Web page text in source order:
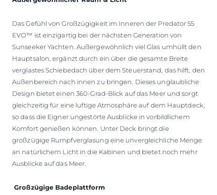
Das Gefühl von Großzügigkeit im Inneren der Predator 55
EVO™ ist einzigartig bei der nächsten Generation von
Sunseeker Yachten. Außergewöhnlich viel Glas umhüllt den
Hauptsalon, ergänzt durch ein über die gesamte Breite
verglastes Schiebedach über dem Steuerstand, das hilft, den
Außenbereich nach innen zu bringen. Dieses unglaubliche
Design bietet einen 360-Grad-Blick auf das Meer und sorgt
gleichzeitig für eine luftige Atmosphäre auf dem Hauptdeck,
so dass die Eigner ungestörte Ausblicke in vorbildlichem
Komfort genießen können. Unter Deck bringt die
großzügige Rumpfverglasung eine unvergleichliche Menge
an natürlichem Licht in die Kabinen und bietet noch mehr
Ausblicke auf das Meer.
Großzügige Badeplattform